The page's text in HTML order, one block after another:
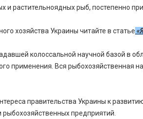
растительноядных рыб, постепенно
хозяйства Украины читайте в статье «
колоссальной научной базой в
применения. Вся рыбохозяйственная
правительства Украины к
предприятий.